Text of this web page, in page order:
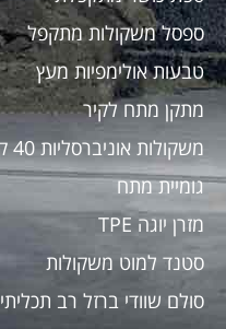
ספסל משקולות מתקפל
טבעות אולימפיות מעץ
מתקן מתח לקיר
משקולות אוניברסליות 40 ק"ג
גומיית מתח
מזרן יוגה TPE
סטנד למוט משקולות
סולם שוודי ברזל רב תכליתי